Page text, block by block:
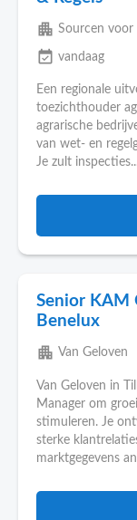
apartment Sourcen voor
event_available vandaag
Een regionale
toezichthouder
agrarische
van wet- en
Je zult
Senior KAM
Benelux
apartment Van Geloven
Van Geloven in
Manager om
stimuleren. Je
sterke
marktgegevens